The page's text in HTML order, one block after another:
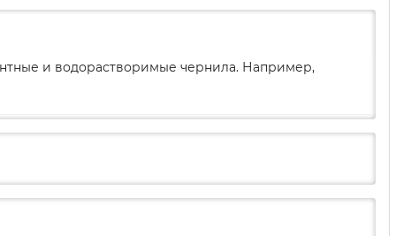
и водорастворимые чернила. Например,